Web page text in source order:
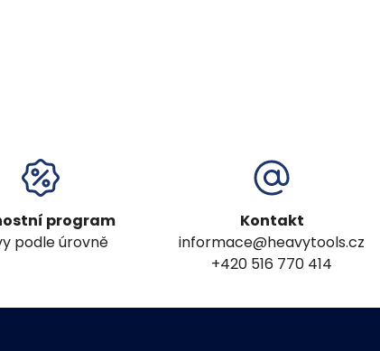
program
podle úrovně
Kontakt
informace@heavytools.cz
+420 516 770 414